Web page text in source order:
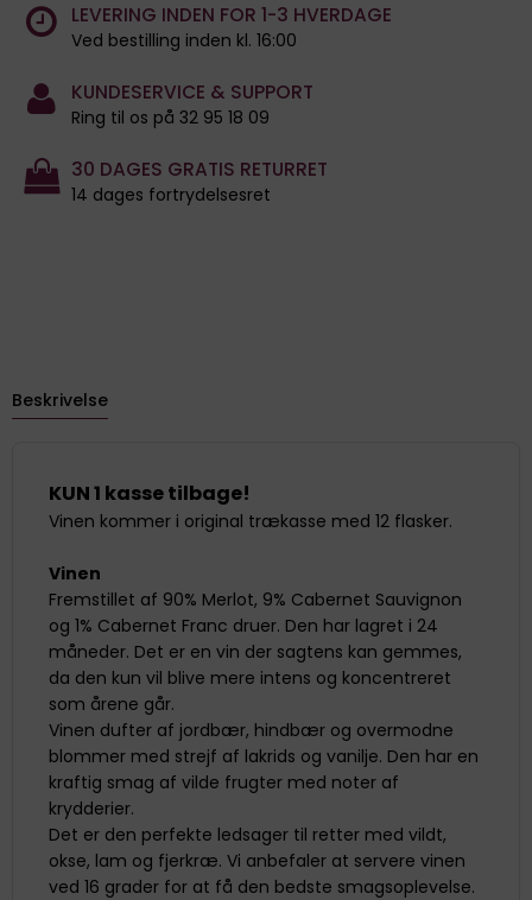
LEVERING INDEN FOR 1-3 HVERDAGE
Ved bestilling inden kl. 16:00
KUNDESERVICE & SUPPORT
Ring til os på 32 95 18 09
30 DAGES GRATIS RETURRET
14 dages fortrydelsesret
Beskrivelse
KUN 1 kasse tilbage!
Vinen kommer i original trækasse med 12 flasker.
Vinen
Fremstillet af 90% Merlot, 9% Cabernet Sauvignon
og 1% Cabernet Franc druer. Den har lagret i 24
måneder. Det er en vin der sagtens kan gemmes,
da den kun vil blive mere intens og koncentreret
som årene går.
Vinen dufter af jordbær, hindbær og overmodne
blommer med strejf af lakrids og vanilje. Den har en
kraftig smag af vilde frugter med noter af
krydderier.
Det er den perfekte ledsager til retter med vildt,
okse, lam og fjerkræ. Vi anbefaler at servere vinen
ved 16 grader for at få den bedste smagsoplevelse.